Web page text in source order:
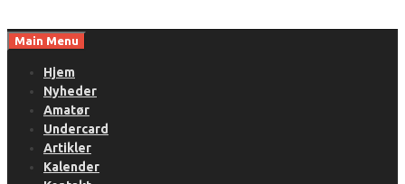
toMain Menu
Hjem
Nyheder
Amatør
Undercard
Artikler
Kalender